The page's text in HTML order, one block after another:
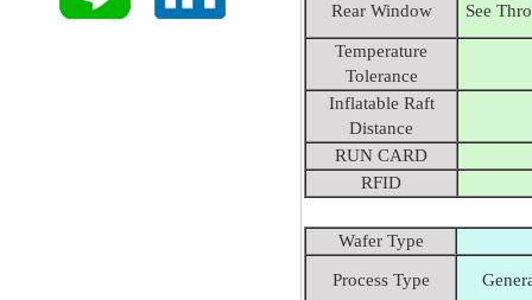
Rear Window See
Temperature
Tolerance
Inflatable Raft
Distance
RUN CARD
RFID
Wafer Type
Process Type